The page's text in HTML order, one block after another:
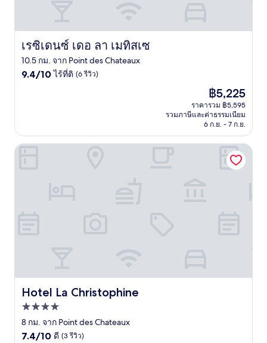
เรซิเดนซ์ เดอ ลา เมทิสเซ
เรซิเดนซ์ เดอ ลา เมทิสเซ
10.5 กม. จาก Point des Chateaux
9.4
(6
รีวิว)
9.4/10 ไร้ที่ติ (6 รีวิว)
ราคา
ปัจจุบัน
คือ
฿5,225
฿5,225
ราคารวม ฿5,595
รวมภาษีและค่าธรรมเนียม
6 ก.ย. - 7 ก.ย.
Hotel La Christophine
Hotel La Christophine
ที่พัก
4.0
ดาว
8 กม. จาก Point des Chateaux
7.4
7.4/10 ดี (3 รีวิว)
Hotel La Christophine